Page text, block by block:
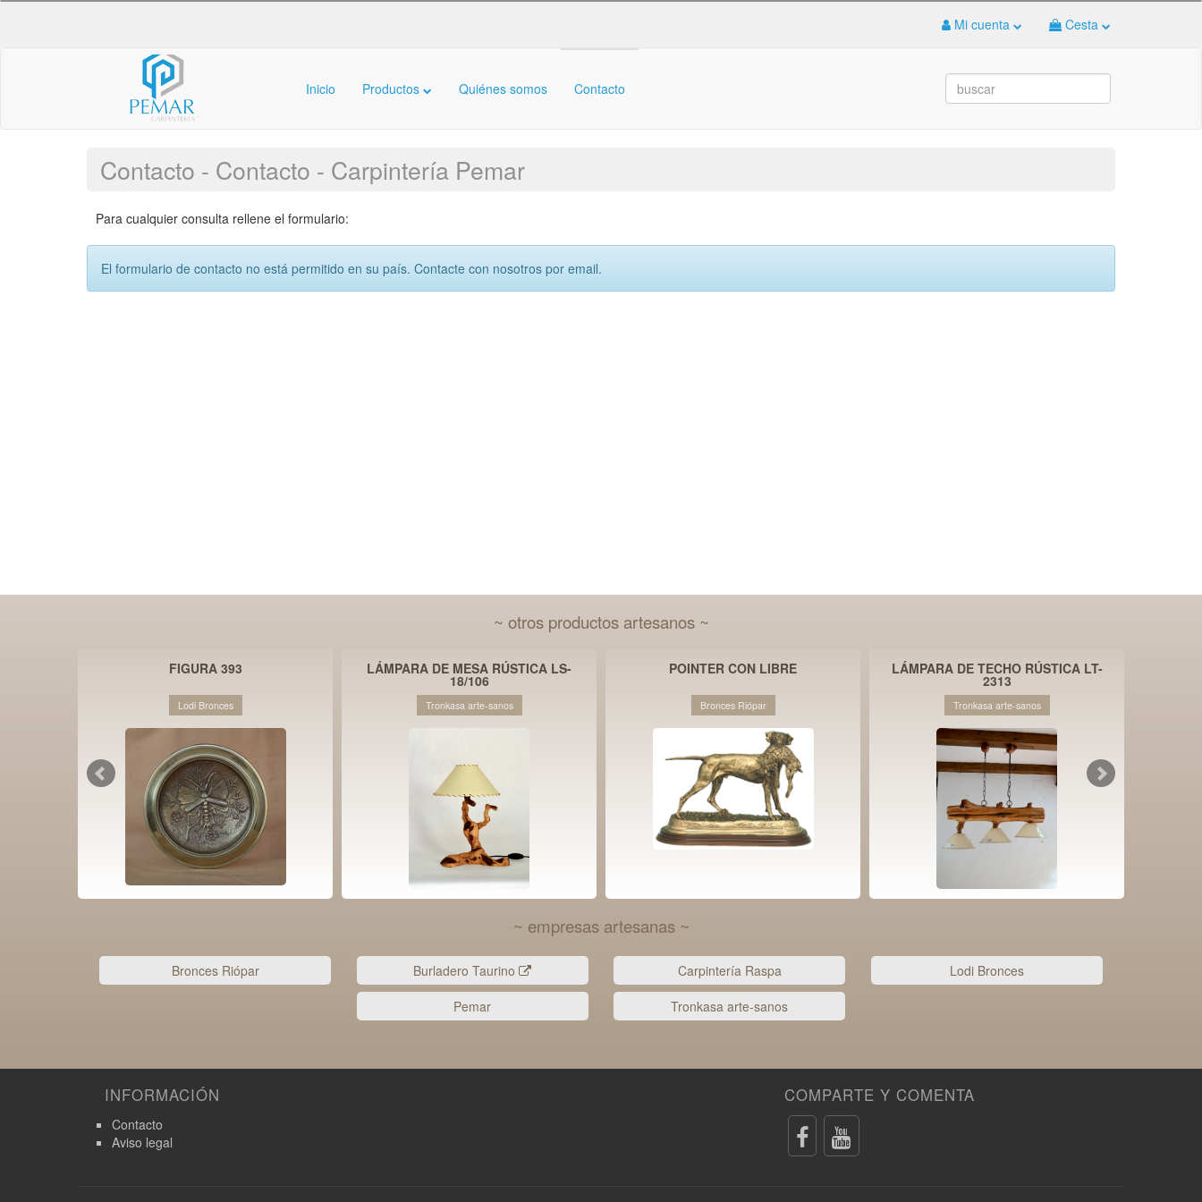
Mi cuenta Cesta
Inicio Productos Quiénes somos Contacto
Contacto - Contacto - Carpintería Pemar
Para cualquier consulta rellene el formulario:
El formulario de contacto no está permitido en su país. Contacte con nosotros por email.
~ otros productos artesanos ~
FIGURA 393
Lodi Bronces
LÁMPARA DE MESA RÚSTICA LS-
18/106
Tronkasa arte-sanos
POINTER CON LIBRE
Bronces Riópar
LÁMPARA DE TECHO RÚSTICA LT-
2313
Tronkasa arte-sanos
~ empresas artesanas ~
Bronces Riópar Burladero Taurino Carpintería Raspa
Lodi Bronces
Pemar
Tronkasa arte-sanos
INFORMACIÓN
Contacto
Aviso legal
COMPARTE Y COMENTA